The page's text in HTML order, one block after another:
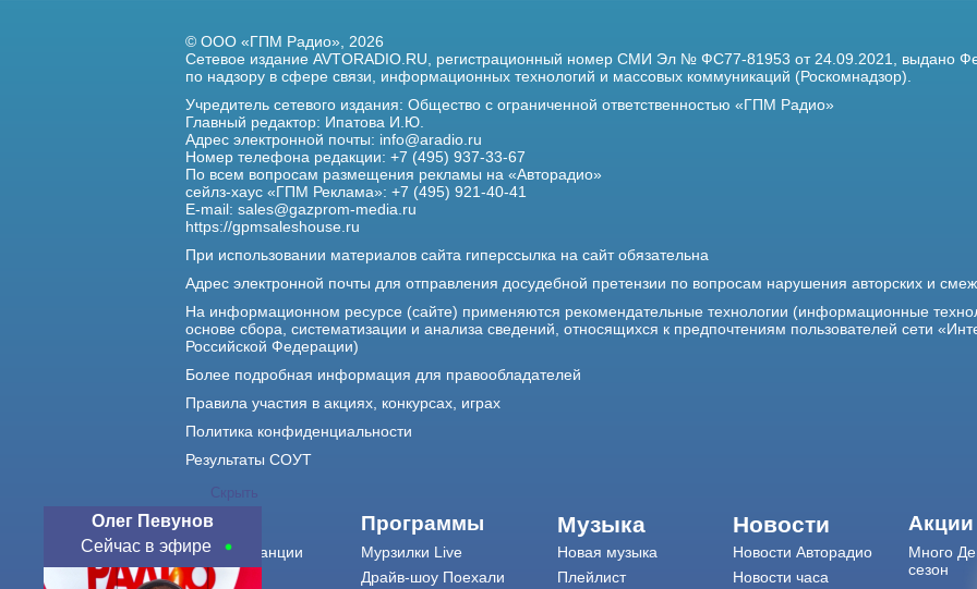
Скрыть
Олег Певунов
Сейчас в эфире
© ООО «ГПМ Радио», 2026
Сетевое издание AVTORADIO.RU, регистрационный номер СМИ Эл № ФС77-81953 от 24.09.2021,
выдано
по надзору в сфере связи,
информационных технологий и массовых коммуникаций (Роскомнадзор).
Учредитель сетевого издания: Общество с ограниченной ответственностью «ГПМ Радио»
Главный редактор: Ипатова И.Ю.
Адрес электронной почты: info@aradio.ru
Номер телефона редакции: +7 (495) 937-33-67
По всем вопросам размещения рекламы на «Авторадио»
сейлз-хаус «ГПМ Реклама»: +7 (495) 921-40-41
E-mail: sales@gazprom-media.ru
https://gpmsaleshouse.ru
При использовании материалов сайта гиперссылка на сайт обязательна
Адрес электронной почты для отправления досудебной претензии по вопросам нарушения авторских и
На информационном ресурсе (сайте) применяются рекомендательные технологии (информационные
основе сбора, систематизации и анализа сведений, относящихся к предпочтениям пользователей сети
Российской Федерации)
Более подробная информация для правообладателей
Правила участия в акциях, конкурсах, играх
Политика конфиденциальности
Результаты СОУТ
О нас
О радиостанции
Команда
Программы
Мурзилки Live
Драйв-шоу Поехали
Музыка
Новая музыка
Плейлист
Новости
Новости Авторадио
Новости часа
Много
сезон